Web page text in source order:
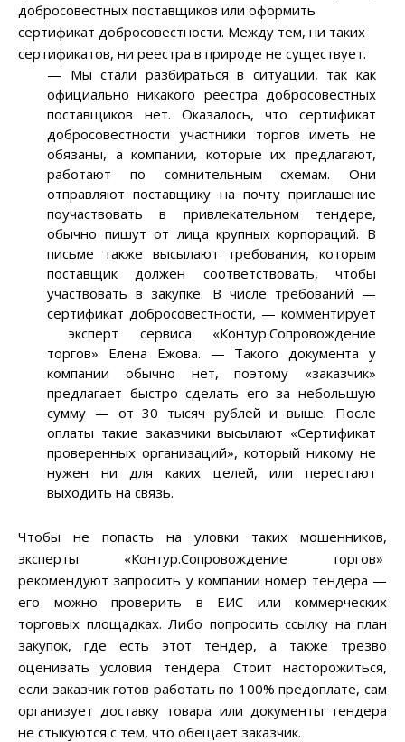
добросовестных поставщиков или оформить
сертификат добросовестности. Между тем, ни таких
сертификатов, ни реестра в природе не существует.
— Мы стали разбираться в ситуации, так как
официально никакого реестра добросовестных
поставщиков нет. Оказалось, что сертификат
добросовестности участники торгов иметь не
обязаны, а компании, которые их предлагают,
работают по сомнительным схемам. Они
отправляют поставщику на почту приглашение
поучаствовать в привлекательном тендере,
обычно пишут от лица крупных корпораций. В
письме также высылают требования, которым
поставщик должен соответствовать, чтобы
участвовать в закупке. В числе требований —
сертификат добросовестности, — комментирует
эксперт сервиса «Контур.Сопровождение
торгов» Елена Ежова. — Такого документа у
компании обычно нет, поэтому «заказчик»
предлагает быстро сделать его за небольшую
сумму — от 30 тысяч рублей и выше. После
оплаты такие заказчики высылают «Сертификат
проверенных организаций», который никому не
нужен ни для каких целей, или перестают
выходить на связь.
Чтобы не попасть на уловки таких мошенников,
эксперты «Контур.Сопровождение торгов»
рекомендуют запросить у компании номер тендера —
его можно проверить в ЕИС или коммерческих
торговых площадках. Либо попросить ссылку на план
закупок, где есть этот тендер, а также трезво
оценивать условия тендера. Стоит насторожиться,
если заказчик готов работать по 100% предоплате, сам
организует доставку товара или документы тендера
не стыкуются с тем, что обещает заказчик.